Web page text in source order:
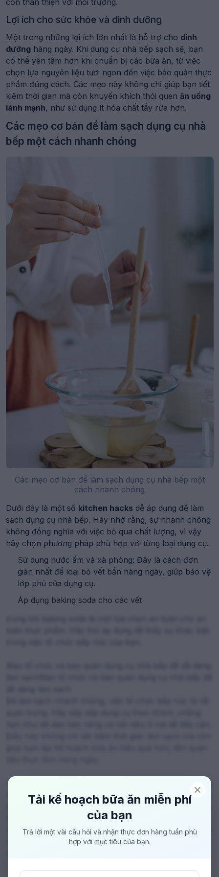
Tải kế hoạch bữa ăn miễn phí
của bạn
Trả lời một vài câu hỏi và nhận thực đơn hàng tuần phù
hợp với mục tiêu của bạn.
Lợi ích cho sức khỏe và dinh dưỡng
Một trong những lợi ích lớn nhất là hỗ trợ cho dinh
dưỡnghàng ngày. Khi dụng cụ nhà bếp sạch sẽ, bạn
có thể yên tâm hơn khi chuẩn bị các bữa ăn, từ việc
chọn lựa nguyên liệu tươi ngon đến việc bảo quản thực
phẩm đúng cách. Các mẹo này không chỉ giúp bạn tiết
kiệm thời gian mà còn khuyến khích thói quen ăn uống
lành mạnh, như sử dụng ít hóa chất tẩy rửa hơn.
Các mẹo cơ bản để làm sạch dụng cụ nhà
bếp một cách nhanh chóng
Các mẹo cơ bản để làm sạch dụng cụ nhà bếp một
cách nhanh chóng
Dưới đây là một số kitchen hacksdễ áp dụng để làm
sạch dụng cụ nhà bếp. Hãy nhớ rằng, sự nhanh chóng
không đồng nghĩa với việc bỏ qua chất lượng, vì vậy
hãy chọn phương pháp phù hợp với từng loại dụng cụ.
Sử dụng nước ấm và xà phòng: Đây là cách đơn
giản nhất để loại bỏ vết bẩn hàng ngày, giúp bảo vệ
lớp phủ của dụng cụ.
Áp dụng baking soda cho các vết
cứng đầu: Pha trộn baking soda với nước tạo thành
hỗn hợp sền sệt, sau đó chà nhẹ lên bề mặt để làm
sạch mà không làm xước dụng cụ.
Sử dụng giấm trắng để khử mùi: Giấm không chỉ làm
sạch mà còn giúp loại bỏ mùi hôi từ các dụng cụ như
thớt hoặc hộp đựng.
Mẹo cho các dụng cụ phổ biến như dao kéo và nồi
Đối với dao kéo, hãy sử dụng một miếng bọt biển mềm
để tránh làm mẻ lưỡi dao, đồng thời kết hợp với lựa
chọn nguyên liệu tự nhiên như chanh để làm sáng lại
bề mặt. Còn với nồi niêu, ngâm chúng trong nước ấm
pha giấm trong 10-15 phút trước khi rửa sẽ giúp loại bỏ
vết bẩn nhanh hơn. Những mẹo này không chỉ tiết
kiệm thời gian mà còn giúp bạn duy trì tổ chức bếp núc
hiệu quả.
Sử dụng các phương pháp tự nhiên để làm sạch an
toànSử dụng các phương pháp tự nhiên để làm sạch an
toàn
Trong xu hướng ăn uống lành mạnh, nhiều người chọn
sử dụng các phương pháp tự nhiên để làm sạch dụng
cụ nhà bếp. Ví dụ, chanh và muối là hai nguyên liệu dễ
tìm, giúp loại bỏ vết ố vàng mà không cần đến hóa
chất mạnh. Những cách này không chỉ thân thiện với
môi trường mà còn phù hợp với gia đình có trẻ nhỏ,
giảm nguy cơ tiếp xúc với chất độc hại.
Chanh và muối cho bề mặt kim loại: Cắt chanh tươi và
rắc muối lên, sau đó chà xát nhẹ nhàng để làm sạch và
khử trùng.
Baking soda và nước: Tạo thành dung dịch để ngâm
dụng cụ, giúp loại bỏ mùi và vết bẩn mà không làm
Dầu ô liu cho việc bảo dưỡng: Sau khi làm sạch, dùng
dầu ô liu để đánh bóng các dụng cụ gỗ, giúp chúng
bền lâu hơn.
Lợi ích của việc sử dụng nguyên liệu tự nhiên
Sử dụng nguyên liệu tự nhiên không chỉ mang lại hiệu
quả cao mà còn hỗ trợ cho dinh dưỡng tổng thể. Ví dụ,
chanh chứa đầy vitamin C, giúp khử trùng tự nhiên,
Xếp dụng cụ theo tần suất sử dụng: Đặt những vật dụng
thường dùng ở vị trí dễ lấy để giảm thiểu bụi bẩn tích tụ.
Sử dụng kệ hoặc giá treo: Giúp không gian bếp thoáng
đãng và dễ dàng vệ sinh hơn.
Kiểm tra định kỳ: Hãy dành thời gian hàng tuần để kiểm
tra và làm sạch, kết hợp với các mẹo nấu ăn khác để